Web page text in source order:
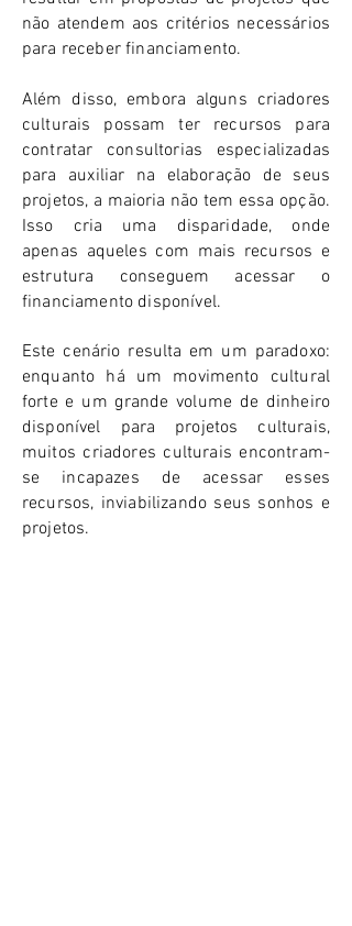
não atendem aos critérios necessários
para receber financiamento.
Além disso, embora alguns criadores
culturais possam ter recursos para
contratar consultorias especializadas
para auxiliar na elaboração de seus
projetos, a maioria não tem essa opção.
Isso cria uma disparidade, onde
apenas aqueles com mais recursos e
estrutura conseguem acessar o
financiamento disponível.
Este cenário resulta em um paradoxo:
enquanto há um movimento cultural
forte e um grande volume de dinheiro
disponível para projetos culturais,
muitos criadores culturais encontram-
se incapazes de acessar esses
recursos, inviabilizando seus sonhos e
projetos.